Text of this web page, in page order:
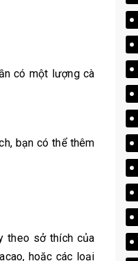
có một lượng cà
bạn có thể thêm
theo sở thích của
hoặc các loại